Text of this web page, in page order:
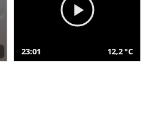
23:01 12,2 °C